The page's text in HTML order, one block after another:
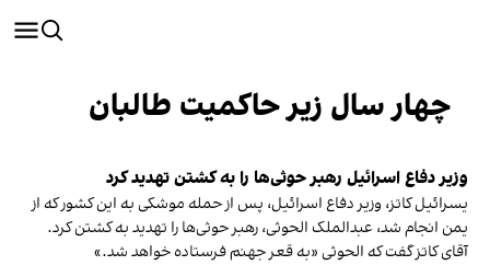
چهار سال زیر حاکمیت طالبان
وزیر دفاع اسرائیل رهبر حوثی‌ها را به کشتن تهدید کرد
یسرائیل کاتز، وزیر دفاع اسرائیل، پس از حمله موشکی به این کشور که از
یمن انجام شد، عبدالملک الحوثی، رهبر حوثی‌ها را تهدید به کشتن کرد.
آقای کاتز گفت که الحوثی «به قعر جهنم فرستاده خواهد شد.»